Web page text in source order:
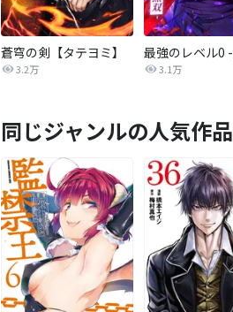
蒼穹の剣【タテヨミ】
3.2万 3.1万
同じジャンルの人気作品